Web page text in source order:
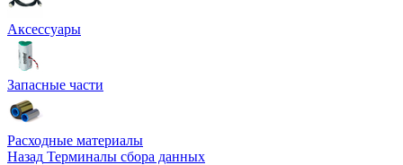
Аксессуары
Запасные части
Расходные материалы
Назад Терминалы сбора данных